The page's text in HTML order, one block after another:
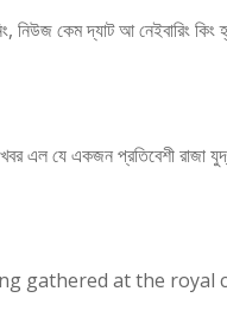
কেম দ্যাট আ নেইবারিং কিং
এল যে একজন প্রতিবেশী রাজা
gathered at the royal